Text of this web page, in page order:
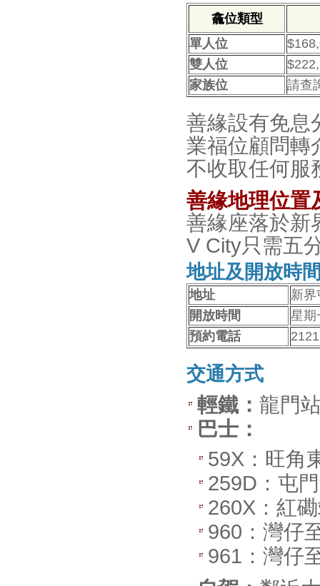
龕位類型
單人位
雙人位
家族位
請查
善緣設有免息
業福位顧問轉
不收取任何服
善緣地理位置
善緣座落於新
V City只需五
地址及開放時
地址
新界
開放時間
星期
預約電話
交通方式
輕鐵： 龍門
巴士：
59X：旺角
259D：屯
260X：紅
960：灣仔
961：灣仔